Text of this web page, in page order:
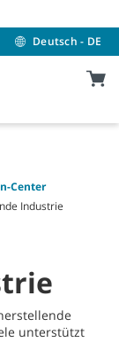
Deutsch - DE
Center
Industrie
unterstützt